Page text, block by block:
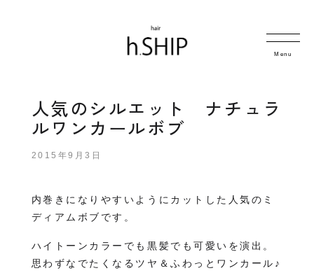
Menu
人気のシルエット ナチュラ
ルワンカールボブ
2015年9月3日
内巻きになりやすいようにカットした人気のミ
ディアムボブです。
ハイトーンカラーでも黒髪でも可愛いを演出。
思わずなでたくなるツヤ＆ふわっとワンカール♪